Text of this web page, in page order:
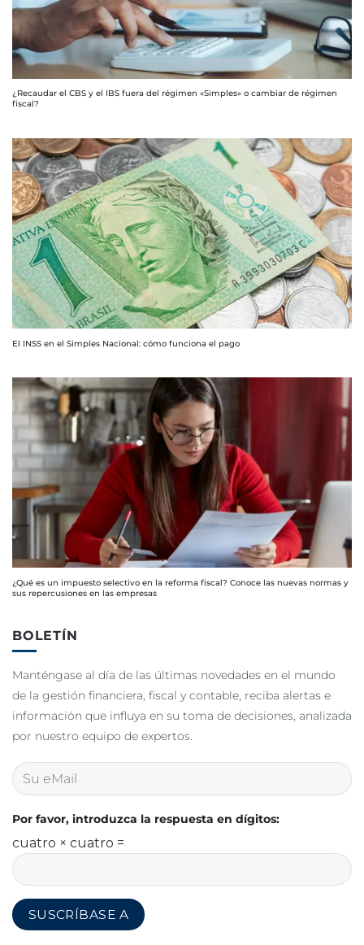
¿Recaudar el CBS y el IBS fuera del régimen «Simples» o cambiar de régimen
fiscal?
El INSS en el Simples Nacional: cómo funciona el pago
¿Qué es un impuesto selectivo en la reforma fiscal? Conoce las nuevas normas y
sus repercusiones en las empresas
BOLETÍN
Manténgase al día de las últimas novedades en el mundo
de la gestión financiera, fiscal y contable, reciba alertas e
información que influya en su toma de decisiones, analizada
por nuestro equipo de expertos.
Por favor, introduzca la respuesta en dígitos:
cuatro × cuatro =